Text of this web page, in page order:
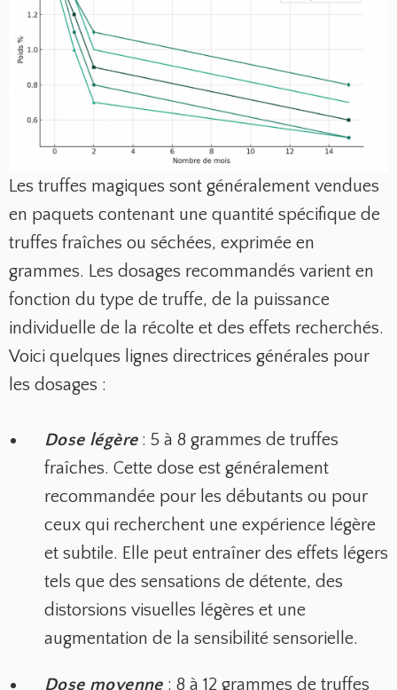
Les truffes magiques sont généralement vendues
en paquets contenant une quantité spécifique de
truffes fraîches ou séchées, exprimée en
grammes. Les dosages recommandés varient en
fonction du type de truffe, de la puissance
individuelle de la récolte et des effets recherchés.
Voici quelques lignes directrices générales pour
les dosages :
Dose légère: 5 à 8 grammes de truffes
fraîches. Cette dose est généralement
recommandée pour les débutants ou pour
ceux qui recherchent une expérience légère
et subtile. Elle peut entraîner des effets légers
tels que des sensations de détente, des
distorsions visuelles légères et une
augmentation de la sensibilité sensorielle.
Dose moyenne: 8 à 12 grammes de truffes